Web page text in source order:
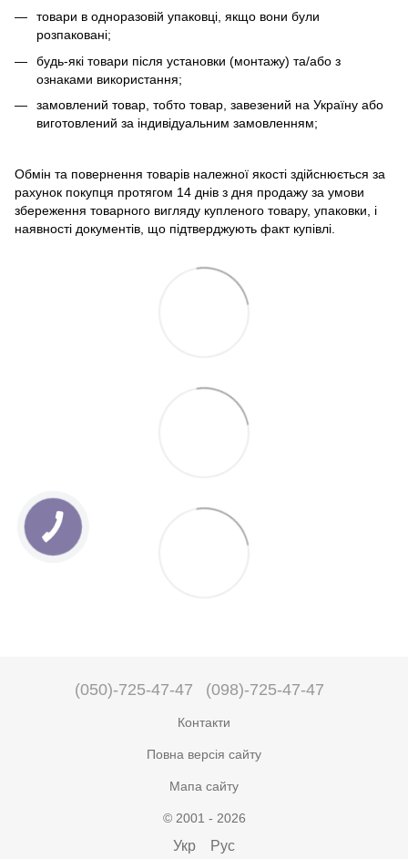
товари в одноразовій упаковці, якщо вони були
розпаковані;
будь-які товари після установки (монтажу) та/або з
ознаками використання;
замовлений товар, тобто товар, завезений на Україну або
виготовлений за індивідуальним замовленням;
Обмін та повернення товарів належної якості здійснюється за
рахунок покупця протягом 14 днів з дня продажу за умови
збереження товарного вигляду купленого товару, упаковки, і
наявності документів, що підтверджують факт купівлі.
(050)-725-47-47 (098)-725-47-47
Контакти
Повна версія сайту
Мапа сайту
© 2001 - 2026
Укр Рус